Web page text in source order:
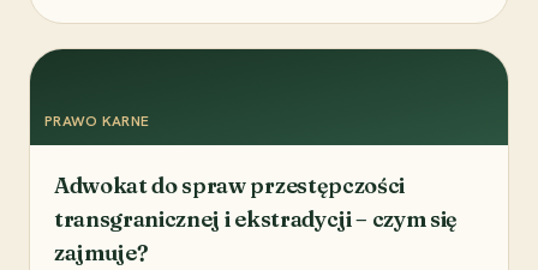
PRAWO KARNE
Adwokat do spraw przestępczości
transgranicznej i ekstradycji – czym się
zajmuje?